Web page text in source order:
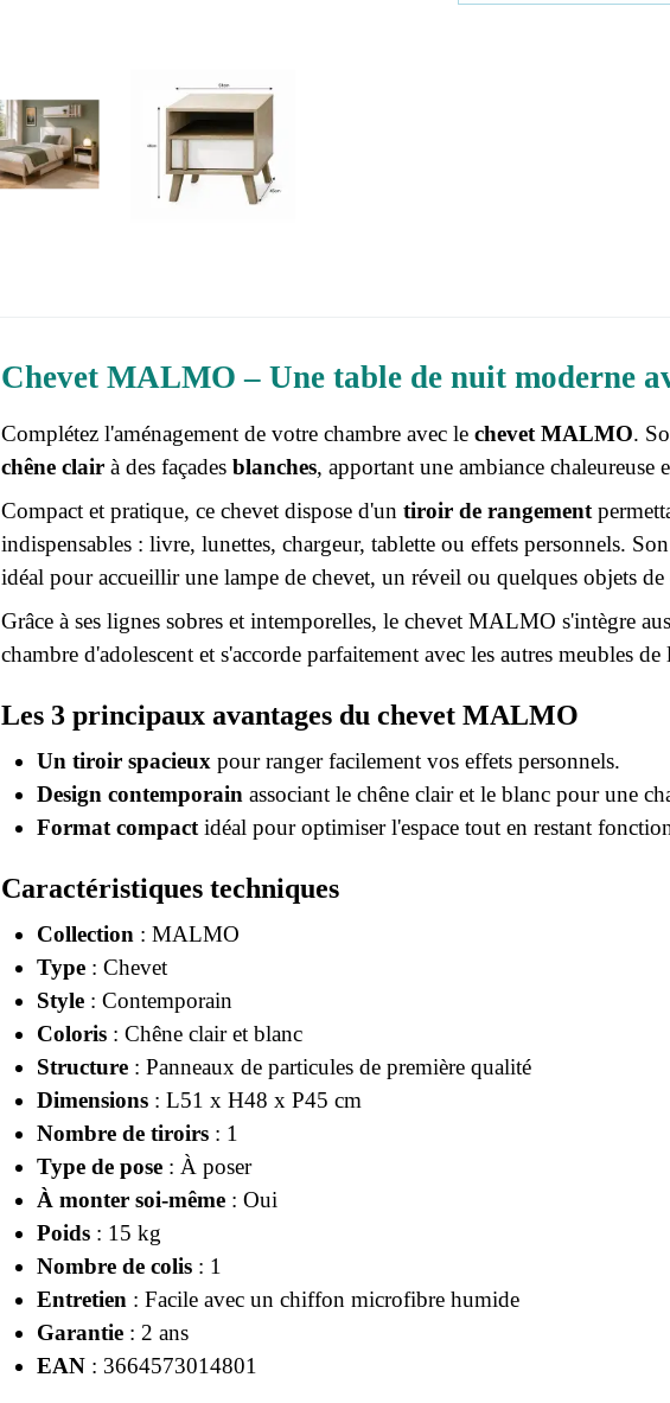
Chevet MALMO – Une table de nuit moderne
Complétez l'aménagement de votre chambre avec le chevet MALMO.
chêne clair à des façades blanches, apportant une ambiance chaleureuse
Compact et pratique, ce chevet dispose d'un tiroir de rangement
indispensables : livre, lunettes, chargeur, tablette ou effets personnels.
idéal pour accueillir une lampe de chevet, un réveil ou quelques objets de
Grâce à ses lignes sobres et intemporelles, le chevet MALMO s'intègre
chambre d'adolescent et s'accorde parfaitement avec les autres meubles
Les 3 principaux avantages du chevet MALMO
Un tiroir spacieux pour ranger facilement vos effets personnels.
Design contemporain associant le chêne clair et le blanc pour une
Format compact idéal pour optimiser l'espace tout en restant
Caractéristiques techniques
Collection : MALMO
Type : Chevet
Style : Contemporain
Coloris : Chêne clair et blanc
Structure : Panneaux de particules de première qualité
Dimensions : L51 x H48 x P45 cm
Nombre de tiroirs : 1
Type de pose : À poser
À monter soi-même : Oui
Poids : 15 kg
Nombre de colis : 1
Entretien : Facile avec un chiffon microfibre humide
Garantie : 2 ans
EAN : 3664573014801